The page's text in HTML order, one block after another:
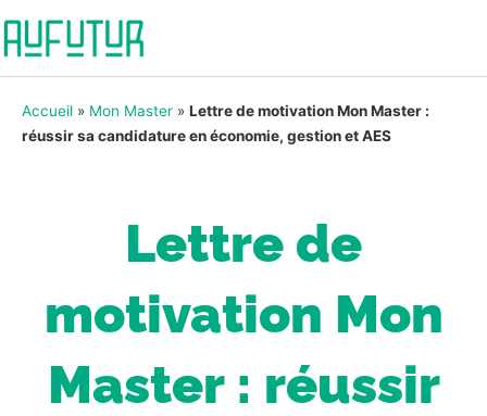
Accueil » Mon Master » Lettre de motivation Mon Master :
réussir sa candidature en économie, gestion et AES
Lettre de
motivation Mon
Master : réussir